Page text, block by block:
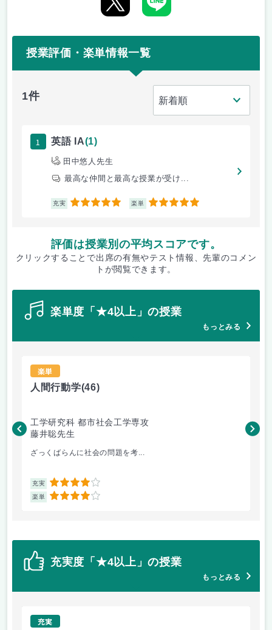
授業評価・楽単情報一覧
1件
1 英語 IA(1)
田中悠人先生
最高な仲間と最高な授業が受け...
充実 5 楽単 5
評価は授業別の平均スコアです。
クリックすることで出席の有無やテスト情報、先輩のコメン
トが閲覧できます。
楽単度「★4以上」の授業
もっとみる
楽単
人間行動学(46)
工学研究科 都市社会工学専攻
藤井聡先生
ざっくばらんに社会の問題を考...
充実 4
楽単 4
藤
充実度「★4以上」の授業
もっとみる
充実